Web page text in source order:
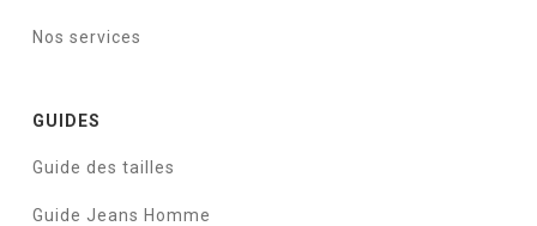
Nos services
GUIDES
Guide des tailles
Guide Jeans Homme